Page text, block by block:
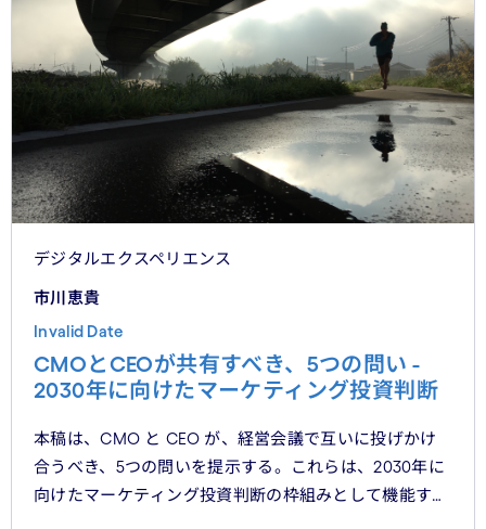
デジタルエクスペリエンス
市川恵貴
Invalid Date
CMOとCEOが共有すべき、5つの問い -
2030年に向けたマーケティング投資判断
本稿は、CMO と CEO が、経営会議で互いに投げかけ
合うべき、5つの問いを提示する。これらは、2030年に
向けたマーケティング投資判断の枠組みとして機能する